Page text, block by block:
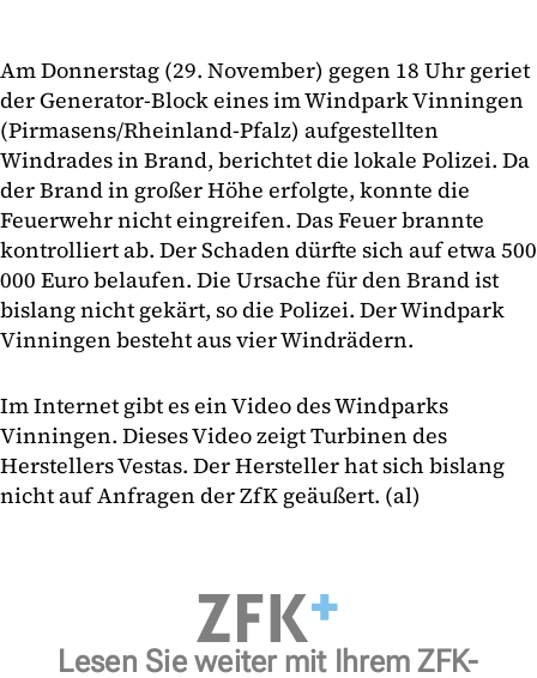
Am Donnerstag (29. November) gegen 18 Uhr geriet
der Generator-Block eines im Windpark Vinningen
(Pirmasens/Rheinland-Pfalz) aufgestellten
Windrades in Brand, berichtet die lokale Polizei. Da
der Brand in großer Höhe erfolgte, konnte die
Feuerwehr nicht eingreifen. Das Feuer brannte
kontrolliert ab. Der Schaden dürfte sich auf etwa 500
000 Euro belaufen. Die Ursache für den Brand ist
bislang nicht gekärt, so die Polizei. Der Windpark
Vinningen besteht aus vier Windrädern.
Im Internet gibt es ein Video des Windparks
Vinningen. Dieses Video zeigt Turbinen des
Herstellers Vestas. Der Hersteller hat sich bislang
nicht auf Anfragen der ZfK geäußert. (al)
Lesen Sie weiter mit Ihrem ZFK-